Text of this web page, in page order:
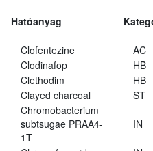
Hatóanyag
Clofentezine
AC
Clodinafop
HB
Clethodim
HB
Clayed charcoal
ST
Chromobacterium
subtsugae PRAA4-
1T
IN